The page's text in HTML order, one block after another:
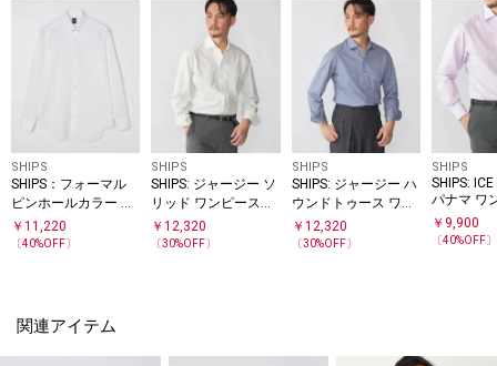
SHIPS
SHIPS：フォーマル
ピンホールカラー シ
ャツ
￥ 11,220
〔40%OFF〕
SHIPS
SHIPS: ジャージー ソ
リッド ワンピースカ
ラー シャツ
￥12,320
〔30%OFF〕
SHIPS
SHIPS: ジャージー ハ
ウンドトゥース ワン
ピースカラー シャツ
￥ 12,320
〔30%OFF〕
SHIPS
SHIPS:
パナマ ワ
ラー ロン
イプ シャ
￥ 9,900
〔40%OFF〕
関連アイテム